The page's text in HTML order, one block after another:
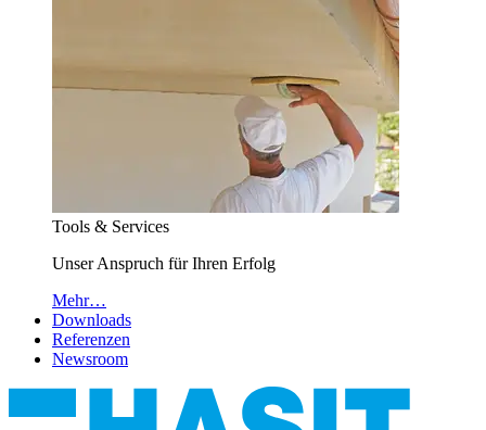
Tools & Services
Unser Anspruch für Ihren Erfolg
Mehr…
Downloads
Referenzen
Newsroom